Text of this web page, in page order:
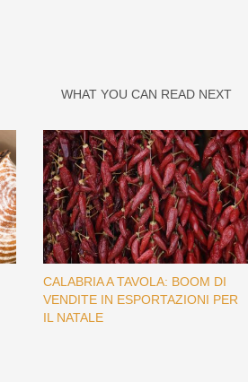
WHAT YOU CAN READ NEXT
CALABRIA A TAVOLA: BOOM DI
VENDITE IN ESPORTAZIONI PER
IL NATALE